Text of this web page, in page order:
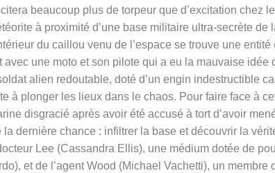
beaucoup plus de torpeur que d’excitation chez
à proximité d’une base militaire ultra-secrète
du caillou venu de l’espace se trouve une
avec une moto et son pilote qui a eu la mauvaise idée
alien redoutable, doté d’un engin indestructible
à plonger les lieux dans le chaos. Pour faire face à
disgracié après avoir été accusé à tort d’avoir
la dernière chance : infiltrer la base et découvrir la
Lee (Cassandra Ellis), une médium dotée de
et de l’agent Wood (Michael Vachetti), un membre